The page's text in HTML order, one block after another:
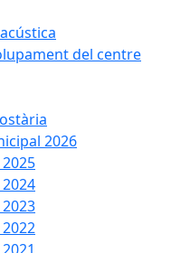
del centre
2026